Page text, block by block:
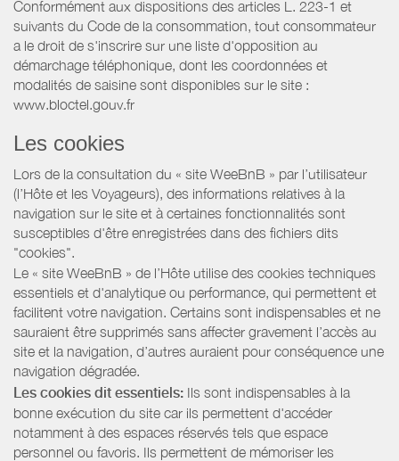
Conformément aux dispositions des articles L. 223-1 et
suivants du Code de la consommation, tout consommateur
a le droit de s'inscrire sur une liste d'opposition au
démarchage téléphonique, dont les coordonnées et
modalités de saisine sont disponibles sur le site :
www.bloctel.gouv.fr
Les cookies
Lors de la consultation du « site WeeBnB » par l’utilisateur
(l’Hôte et les Voyageurs), des informations relatives à la
navigation sur le site et à certaines fonctionnalités sont
susceptibles d'être enregistrées dans des fichiers dits
"cookies".
Le « site WeeBnB » de l’Hôte utilise des cookies techniques
essentiels et d'analytique ou performance, qui permettent et
facilitent votre navigation. Certains sont indispensables et ne
sauraient être supprimés sans affecter gravement l’accès au
site et la navigation, d’autres auraient pour conséquence une
navigation dégradée.
Les cookies dit essentiels: Ils sont indispensables à la
bonne exécution du site car ils permettent d'accéder
notamment à des espaces réservés tels que espace
personnel ou favoris. Ils permettent de mémoriser les